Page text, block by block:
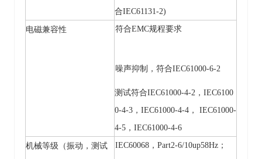
合IEC61131-2)
电磁兼容性 符合EMC规程要求
噪声抑制，符合IEC61000-6-2
测试符合IEC61000-4-2，IEC6100
0-4-3，IEC61000-4-4， IEC61000-
4-5，IEC61000-4-6
机械等级（振动，测试
IEC60068，Part2-6/10up58Hz；